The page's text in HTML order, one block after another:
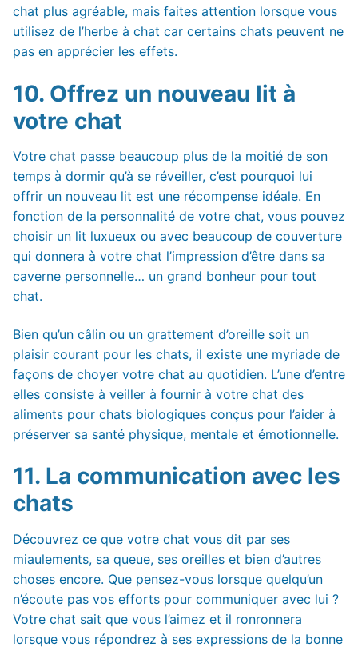
chat plus agréable, mais faites attention lorsque vous
utilisez de l’herbe à chat car certains chats peuvent ne
pas en apprécier les effets.
10. Offrez un nouveau lit à
votre chat
Votre chat passe beaucoup plus de la moitié de son
temps à dormir qu’à se réveiller, c’est pourquoi lui
offrir un nouveau lit est une récompense idéale. En
fonction de la personnalité de votre chat, vous pouvez
choisir un lit luxueux ou avec beaucoup de couverture
qui donnera à votre chat l’impression d’être dans sa
caverne personnelle… un grand bonheur pour tout
chat.
Bien qu’un câlin ou un grattement d’oreille soit un
plaisir courant pour les chats, il existe une myriade de
façons de choyer votre chat au quotidien. L’une d’entre
elles consiste à veiller à fournir à votre chat des
aliments pour chats biologiques conçus pour l’aider à
préserver sa santé physique, mentale et émotionnelle.
11. La communication avec les
chats
Découvrez ce que votre chat vous dit par ses
miaulements, sa queue, ses oreilles et bien d’autres
choses encore. Que pensez-vous lorsque quelqu’un
n’écoute pas vos efforts pour communiquer avec lui ?
Votre chat sait que vous l’aimez et il ronronnera
lorsque vous répondrez à ses expressions de la bonne